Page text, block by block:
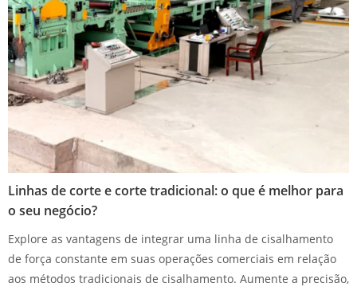
Linhas de corte e corte tradicional: o que é melhor para
o seu negócio?
Explore as vantagens de integrar uma linha de cisalhamento
de força constante em suas operações comerciais em relação
aos métodos tradicionais de cisalhamento. Aumente a precisão,